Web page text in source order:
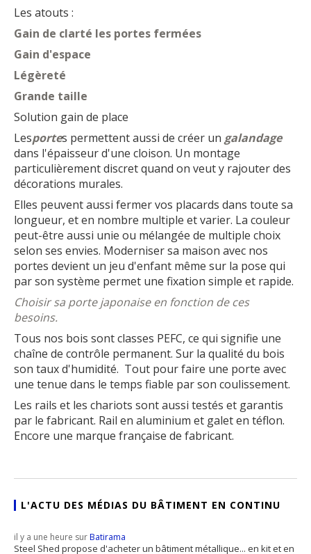
Les atouts :
Gain de clarté les portes fermées
Gain d'espace
Légèreté
Grande taille
Solution gain de place
Lesportes permettent aussi de créer un galandage
dans l'épaisseur d'une cloison. Un montage
particulièrement discret quand on veut y rajouter des
décorations murales.
Elles peuvent aussi fermer vos placards dans toute sa
longueur, et en nombre multiple et varier. La couleur
peut-être aussi unie ou mélangée de multiple choix
selon ses envies. Moderniser sa maison avec nos
portes devient un jeu d'enfant même sur la pose qui
par son système permet une fixation simple et rapide.
Choisir sa porte japonaise en fonction de ces
besoins.
Tous nos bois sont classes PEFC, ce qui signifie une
chaîne de contrôle permanent. Sur la qualité du bois
son taux d'humidité. Tout pour faire une porte avec
une tenue dans le temps fiable par son coulissement.
Les rails et les chariots sont aussi testés et garantis
par le fabricant. Rail en aluminium et galet en téflon.
Encore une marque française de fabricant.
L'ACTU DES MÉDIAS DU BÂTIMENT EN CONTINU
il y a une heure surBatirama
Steel Shed propose d'acheter un bâtiment métallique... en kit et en